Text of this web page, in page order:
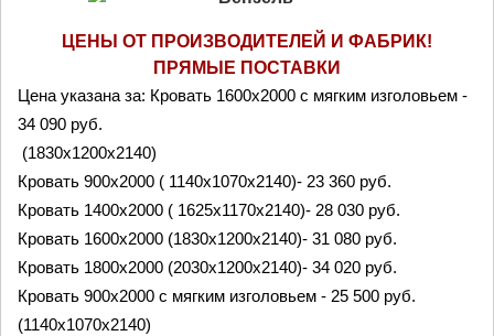
ЦЕНЫ ОТ ПРОИЗВОДИТЕЛЕЙ И ФАБРИК!
ПРЯМЫЕ ПОСТАВКИ
Цена указана за: Кровать 1600x2000 с мягким изголовьем -
34 090 руб.
(1830х1200х2140)
Кровать 900x2000 ( 1140х1070х2140)- 23 360 руб.
Кровать 1400x2000 ( 1625х1170х2140)- 28 030 руб.
Кровать 1600x2000 (1830х1200х2140)- 31 080 руб.
Кровать 1800x2000 (2030х1200х2140)- 34 020 руб.
Кровать 900x2000 с мягким изголовьем - 25 500 руб.
(1140х1070х2140)